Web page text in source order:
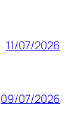
11/07/2026
09/07/2026